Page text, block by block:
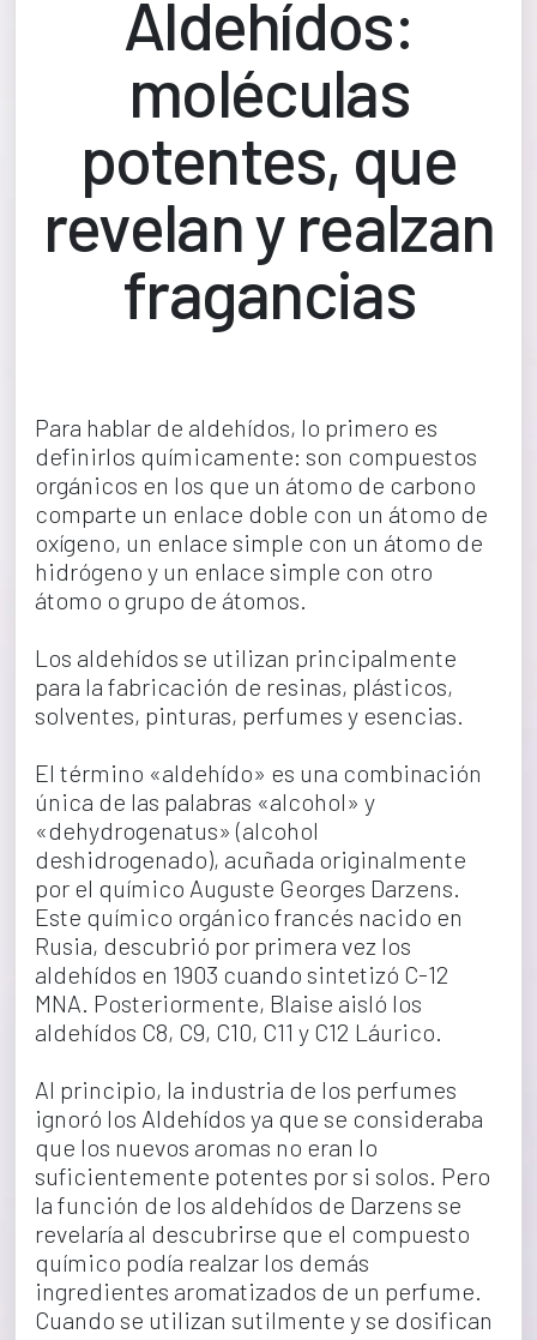
Aldehídos:
moléculas
potentes, que
revelan y realzan
fragancias
Para hablar de aldehídos, lo primero es
definirlos químicamente: son compuestos
orgánicos en los que un átomo de carbono
comparte un enlace doble con un átomo de
oxígeno, un enlace simple con un átomo de
hidrógeno y un enlace simple con otro
átomo o grupo de átomos.
Los aldehídos se utilizan principalmente
para la fabricación de resinas, plásticos,
solventes, pinturas, perfumes y esencias.
El término «aldehído» es una combinación
única de las palabras «alcohol» y
«dehydrogenatus» (alcohol
deshidrogenado), acuñada originalmente
por el químico Auguste Georges Darzens.
Este químico orgánico francés nacido en
Rusia, descubrió por primera vez los
aldehídos en 1903 cuando sintetizó C-12
MNA. Posteriormente, Blaise aisló los
aldehídos C8, C9, C10, C11 y C12 Láurico.
Al principio, la industria de los perfumes
ignoró los Aldehídos ya que se consideraba
que los nuevos aromas no eran lo
suficientemente potentes por si solos. Pero
la función de los aldehídos de Darzens se
revelaría al descubrirse que el compuesto
químico podía realzar los demás
ingredientes aromatizados de un perfume.
Cuando se utilizan sutilmente y se dosifican